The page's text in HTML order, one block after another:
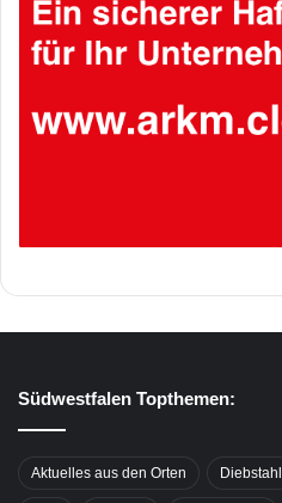
Südwestfalen Topthemen:
Aktuelles aus den Orten Diebstahl